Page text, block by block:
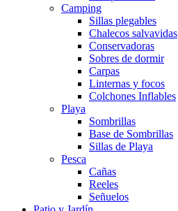
Camping
Sillas plegables
Chalecos salvavidas
Conservadoras
Sobres de dormir
Carpas
Linternas y focos
Colchones Inflables
Playa
Sombrillas
Base de Sombrillas
Sillas de Playa
Pesca
Cañas
Reeles
Señuelos